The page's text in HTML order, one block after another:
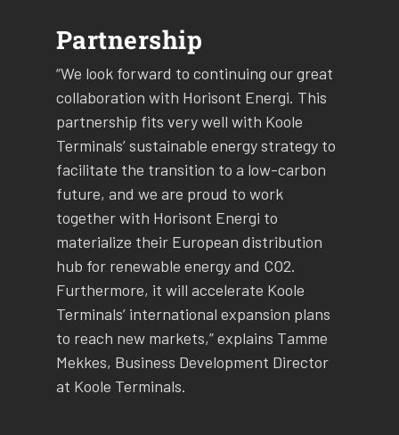
Partnership
“We look forward to continuing our great
collaboration with Horisont Energi. This
partnership fits very well with Koole
Terminals’ sustainable energy strategy to
facilitate the transition to a low-carbon
future, and we are proud to work
together with Horisont Energi to
materialize their European distribution
hub for renewable energy and CO2.
Furthermore, it will accelerate Koole
Terminals’ international expansion plans
to reach new markets,” explains Tamme
Mekkes, Business Development Director
at Koole Terminals.